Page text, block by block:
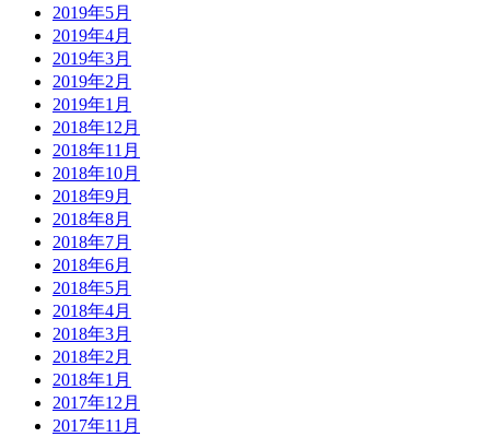
2019年5月
2019年4月
2019年3月
2019年2月
2019年1月
2018年12月
2018年11月
2018年10月
2018年9月
2018年8月
2018年7月
2018年6月
2018年5月
2018年4月
2018年3月
2018年2月
2018年1月
2017年12月
2017年11月